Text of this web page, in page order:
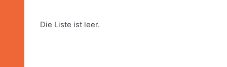
Die Liste ist leer.